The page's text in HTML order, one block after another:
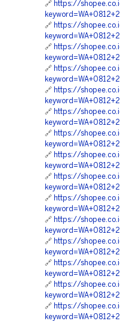
🔗 https://
🔗 https://
🔗 https://
🔗 https://
🔗 https://
🔗 https://
🔗 https://
🔗 https://
🔗 https://
🔗 https://
🔗 https://
🔗 https://
🔗 https://
🔗 https://
🔗 https://